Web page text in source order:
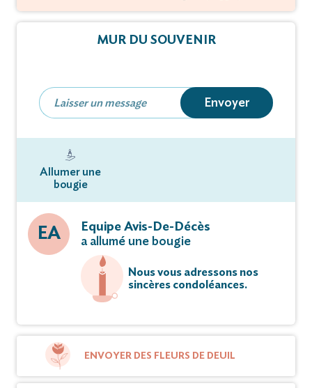
MUR DU SOUVENIR
Envoyer
Allumer une
bougie
EA
Equipe Avis-De-Décès
a allumé une bougie
Nous vous adressons nos
sincères condoléances.
ENVOYER DES FLEURS DE DEUIL